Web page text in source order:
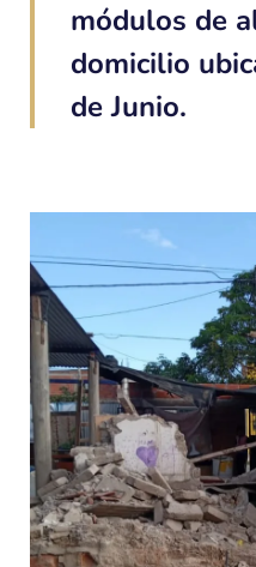
módulos de
domicilio
de Junio.